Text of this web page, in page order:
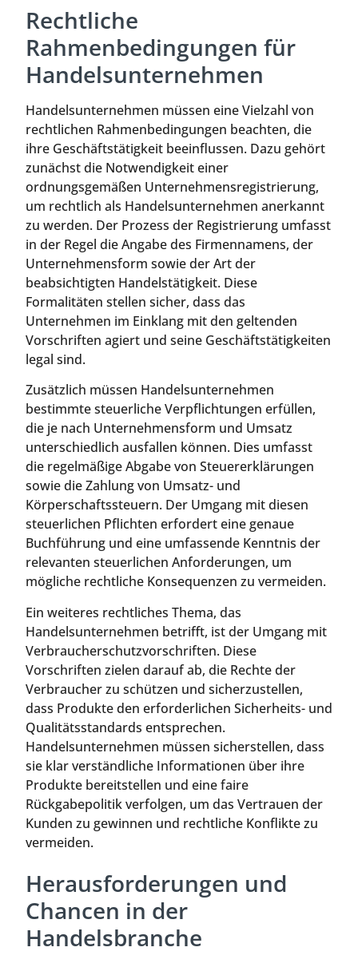
Rechtliche
Rahmenbedingungen für
Handelsunternehmen
Handelsunternehmen müssen eine Vielzahl von
rechtlichen Rahmenbedingungen beachten, die
ihre Geschäftstätigkeit beeinflussen. Dazu gehört
zunächst die Notwendigkeit einer
ordnungsgemäßen Unternehmensregistrierung,
um rechtlich als Handelsunternehmen anerkannt
zu werden. Der Prozess der Registrierung umfasst
in der Regel die Angabe des Firmennamens, der
Unternehmensform sowie der Art der
beabsichtigten Handelstätigkeit. Diese
Formalitäten stellen sicher, dass das
Unternehmen im Einklang mit den geltenden
Vorschriften agiert und seine Geschäftstätigkeiten
legal sind.
Zusätzlich müssen Handelsunternehmen
bestimmte steuerliche Verpflichtungen erfüllen,
die je nach Unternehmensform und Umsatz
unterschiedlich ausfallen können. Dies umfasst
die regelmäßige Abgabe von Steuererklärungen
sowie die Zahlung von Umsatz- und
Körperschaftssteuern. Der Umgang mit diesen
steuerlichen Pflichten erfordert eine genaue
Buchführung und eine umfassende Kenntnis der
relevanten steuerlichen Anforderungen, um
mögliche rechtliche Konsequenzen zu vermeiden.
Ein weiteres rechtliches Thema, das
Handelsunternehmen betrifft, ist der Umgang mit
Verbraucherschutzvorschriften. Diese
Vorschriften zielen darauf ab, die Rechte der
Verbraucher zu schützen und sicherzustellen,
dass Produkte den erforderlichen Sicherheits- und
Qualitätsstandards entsprechen.
Handelsunternehmen müssen sicherstellen, dass
sie klar verständliche Informationen über ihre
Produkte bereitstellen und eine faire
Rückgabepolitik verfolgen, um das Vertrauen der
Kunden zu gewinnen und rechtliche Konflikte zu
vermeiden.
Herausforderungen und
Chancen in der
Handelsbranche